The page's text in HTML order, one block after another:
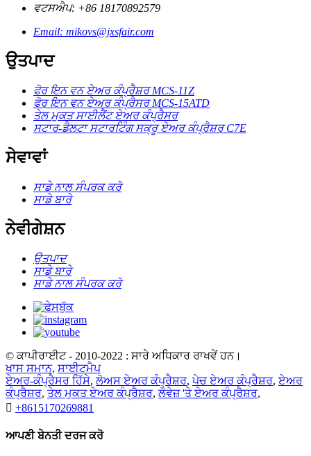
ਵਟਸਐਪ: +86 18170892579
Email: mikovs@jxsfair.com
ਉਤਪਾਦ
ਫੋਰ ਇਨ ਵਨ ਏਅਰ ਕੰਪ੍ਰੈਸ਼ਰ MCS-11Z
ਫੋਰ ਇਨ ਵਨ ਏਅਰ ਕੰਪ੍ਰੈਸਰ MCS-15ATD
ਤੇਲ ਮੁਕਤ ਸਾਈਲੈਂਟ ਏਅਰ ਕੰਪ੍ਰੈਸਰ
ਸਟਾਰ-ਡੈਲਟਾ ਸਟਾਰਟਿੰਗ ਸਕ੍ਰੂ ਏਅਰ ਕੰਪ੍ਰੈਸ਼ਰ C7E
ਸੇਵਾਵਾਂ
ਸਾਡੇ ਨਾਲ ਸੰਪਰਕ ਕਰੋ
ਸਾਡੇ ਬਾਰੇ
ਨੇਵੀਗੇਸ਼ਨ
ਉਤਪਾਦ
ਸਾਡੇ ਬਾਰੇ
ਸਾਡੇ ਨਾਲ ਸੰਪਰਕ ਕਰੋ
© ਕਾਪੀਰਾਈਟ - 2010-2022 : ਸਾਰੇ ਅਧਿਕਾਰ ਰਾਖਵੇਂ ਹਨ।
ਖਾਸ ਸਮਾਨ, ਸਾਈਟਮੈਪ
ਏਅਰ-ਕੰਪ੍ਰੈਸਰ ਹਿੱਸੇ,ਲੋਅਸ ਏਅਰ ਕੰਪ੍ਰੈਸ਼ਰ,ਪੇਚ ਏਅਰ ਕੰਪ੍ਰੈਸ਼ਰ,ਏਅਰ
ਕੰਪ੍ਰੈਸ਼ਰ, ਤੇਲ ਮੁਕਤ ਏਅਰ ਕੰਪ੍ਰੈਸ਼ਰ,ਲੋਵੇਜ਼ 'ਤੇ ਏਅਰ ਕੰਪ੍ਰੈਸ਼ਰ,
 +8615170269881
ਆਪਣੀ ਬੇਨਤੀ ਦਰਜ ਕਰੋ